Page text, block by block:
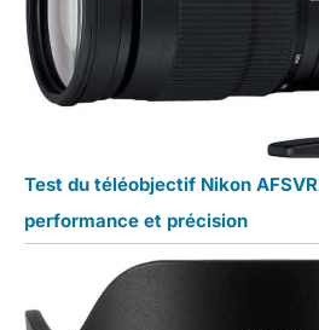
Test du téléobjectif Nikon
performance et précision